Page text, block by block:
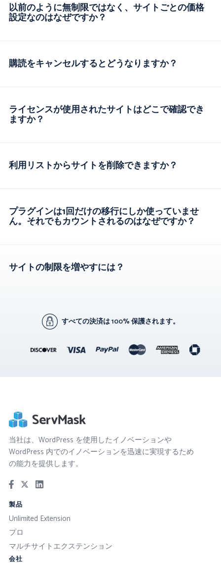
以前のように無制限ではなく、サイトごとの価格
設定なのはなぜですか？
購読をキャンセルするとどうなりますか？
ライセンスが使用されたサイトはどこで確認でき
ますか？
利用リストからサイトを削除できますか？
プラグインは1回だけの移行にしか使っていませ
ん。それでもカウントされるのはなぜですか？
サイトの制限を増やすには？
すべての決済は 100% 保護されます。
当社は、WordPress を使用したイノベーションや
WordPress 内でのイノベーションを迅速に実現するため
の能力を提供します。
製品
Unlimited Extension
プロ
マルチサイトエクステンション
会社